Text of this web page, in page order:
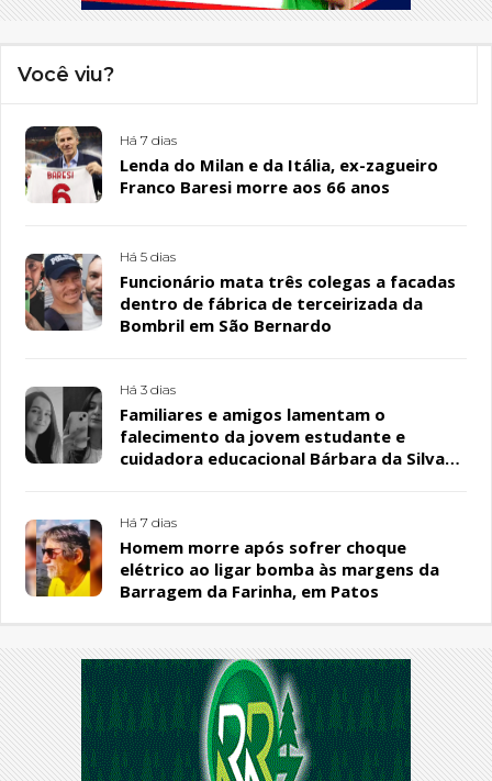
Você viu?
Há 7 dias
Lenda do Milan e da Itália, ex-zagueiro
Franco Baresi morre aos 66 anos
Há 5 dias
Funcionário mata três colegas a facadas
dentro de fábrica de terceirizada da
Bombril em São Bernardo
Há 3 dias
Familiares e amigos lamentam o
falecimento da jovem estudante e
cuidadora educacional Bárbara da Silva
Há 7 dias
Homem morre após sofrer choque
elétrico ao ligar bomba às margens da
Barragem da Farinha, em Patos